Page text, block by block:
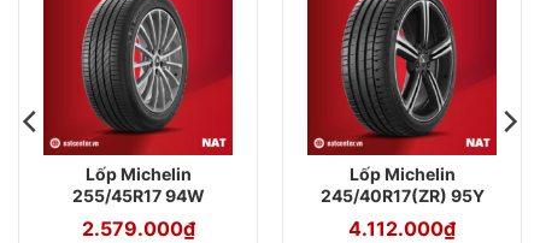
Lốp Michelin 165/80R13C được đánh giá là loại có
hiệu suất vận hành cao, thiết kế phù hợp cho các
dòng xe tải hạng nhẹ, xe van và xe buýt nhỏ. Lốp có
khả năng chịu tải cao, tiết kiệm nhiên liệu và vận hành
êm ái, thoải mái trên mọi loại địa hình giúp bạn tận
hưởng hành trình trọn vẹn. Ngoài ra, lốp còn khả năng
bám đường tốt, giúp người lái kiểm soát xe tốt hơn
trên mọi loại điều kiện thời tiết, đặc biệt là đường ướt
và trơn trượt. Dưới đây là một số dòng xe sử dụng
tương thích với dòng lốp có kích thước 165/80R13C:
Xe tải nhẹ
Lốp Michelin
255/45R17 94W
Primacy 4 ST
2.579.000₫
Lốp Michelin
245/40R17(ZR) 95Y
Pilot Sport 5
4.112.000₫